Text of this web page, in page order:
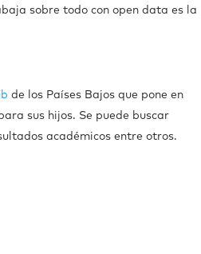
sobre todo con open data es la
de los Países Bajos que pone en
sus hijos. Se puede buscar
académicos entre otros.